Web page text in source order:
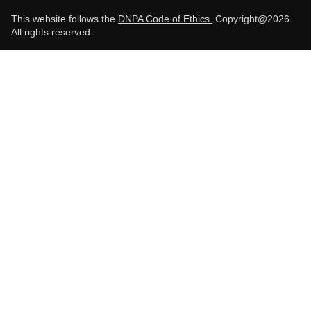
This website follows the DNPA Code of Ethics. Copyright@2026.
All rights reserved.